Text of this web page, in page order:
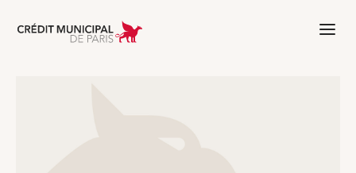
Aller à l'accueil de Crédit Municipal